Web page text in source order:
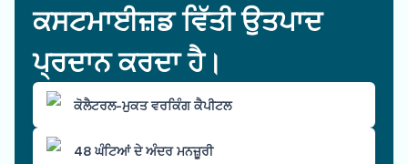
ਕਸਟਮਾਈਜ਼ਡ ਵਿੱਤੀ ਉਤਪਾਦ
ਪ੍ਰਦਾਨ ਕਰਦਾ ਹੈ।
ਕੋਲੈਟਰਲ-ਮੁਕਤ ਵਰਕਿੰਗ ਕੈਪੀਟਲ
48 ਘੰਟਿਆਂ ਦੇ ਅੰਦਰ ਮਨਜ਼ੂਰੀ